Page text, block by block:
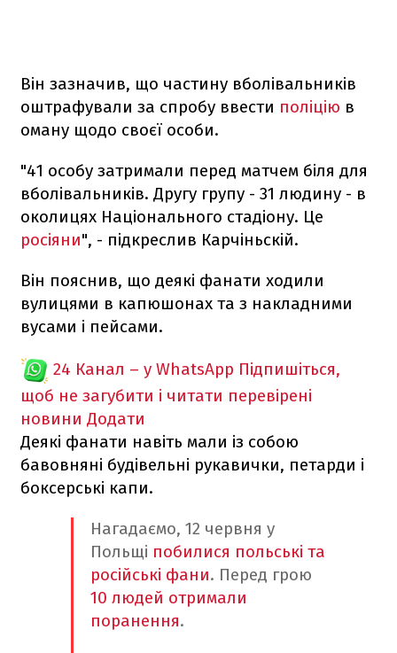
Він зазначив, що частину вболівальників
оштрафували за спробу ввести поліцію в
оману щодо своєї особи.
"41 особу затримали перед матчем біля для
вболівальників. Другу групу - 31 людину - в
околицях Національного стадіону. Це
росіяни", - підкреслив Карчіньскій.
Він пояснив, що деякі фанати ходили
вулицями в капюшонах та з накладними
вусами і пейсами.
24 Канал – у WhatsApp Підпишіться,
щоб не загубити і читати перевірені
новини Додати
Деякі фанати навіть мали із собою
бавовняні будівельні рукавички, петарди і
боксерські капи.
Нагадаємо, 12 червня у
Польщі побилися польські та
російські фани. Перед грою
10 людей отримали
поранення.